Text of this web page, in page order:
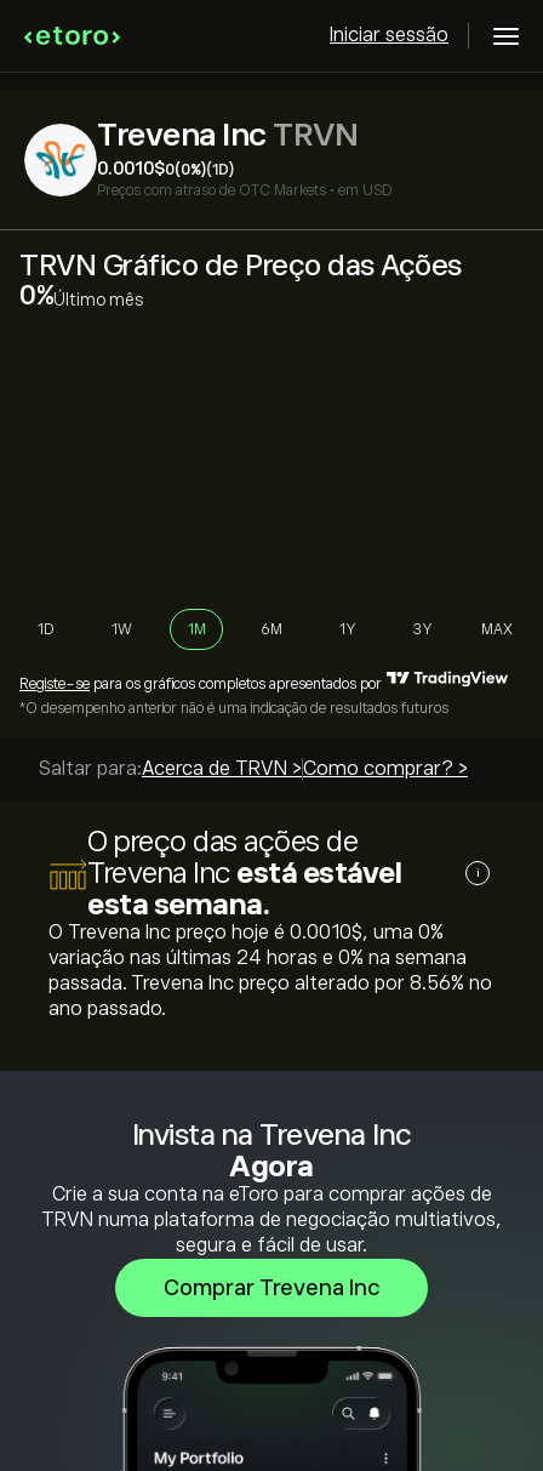
Iniciar sessão
Trevena Inc TRVN
0.0010‎$‎0(0%)(1D)
Preços com atraso de OTC Markets • em USD
Invista na Trevena Inc
Agora
Crie a sua conta na eToro para comprar ações de
TRVN numa plataforma de negociação multiativos,
segura e fácil de usar.
Comprar Trevena Inc
TRVN Gráfico de Preço das Ações
‎0‎ Último mês
1D 1W 1M 6M 1Y 3Y MAX
Registe-se para os gráficos completos apresentados por
*O desempenho anterior não é uma indicação de resultados futuros
Saltar para:Acerca de TRVN >Como comprar? >
O preço das ações de
Trevena Inc está estável
esta semana.
i
O Trevena Inc preço hoje é 0.0010‎$‎, uma ‎0‎%
variação nas últimas 24 horas e ‎0‎% na semana
passada. Trevena Inc preço alterado por ‎8.56‎% no
ano passado.